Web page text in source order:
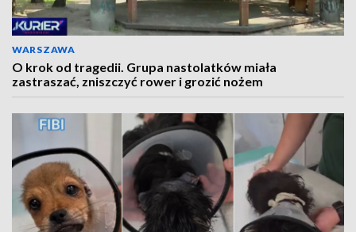
WARSZAWA
O krok od tragedii. Grupa nastolatków miała
zastraszać, zniszczyć rower i grozić nożem